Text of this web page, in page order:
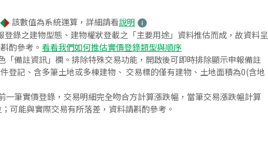
該數值為系統運算，詳細請看說明
錄之建物型態、建物權狀登載之「主要用途」資料推估而成，故資料呈
酌參考。 看看我們如何推估實價登錄類型與順序
備註資訊」欄。排除特殊交易功能，開啟後可即時排除顯示申報備註
登記、含多筆土地或多棟建物、 交易標的僅有建物、土地面積為0(含地
筆實價登錄，交易明細完全吻合方計算漲跌幅，當筆交易漲跌幅計算
可能與實際交易有所落差，資料請斟酌參考。